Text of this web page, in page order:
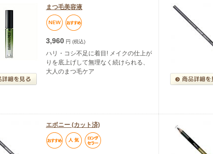
まつ毛美容液
3,960 円 (税込)
ハリ・コシ不足に着目! メイクの仕上が
りを底上げして無理なく続けられる、
大人のまつ毛ケア
エボニー (カット済)